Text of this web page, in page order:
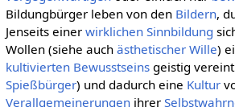
Bildungbürger leben von den Bildern,
Jenseits einer wirklichen Sinnbildung
Wollen (siehe auch ästhetischer Wille)
kultivierten Bewusstseinsgeistig vereint
Spießbürger) und dadurch eine Kultur
Verallgemeinerungenihrer